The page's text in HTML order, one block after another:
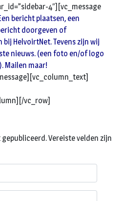
4″][vc_message
bericht plaatsen, een
doorgeven of
HelvoirtNet. Tevens zijn wij
nieuws. (een foto en/of logo
Mailen maar!
vc_row]
Vereiste velden zijn